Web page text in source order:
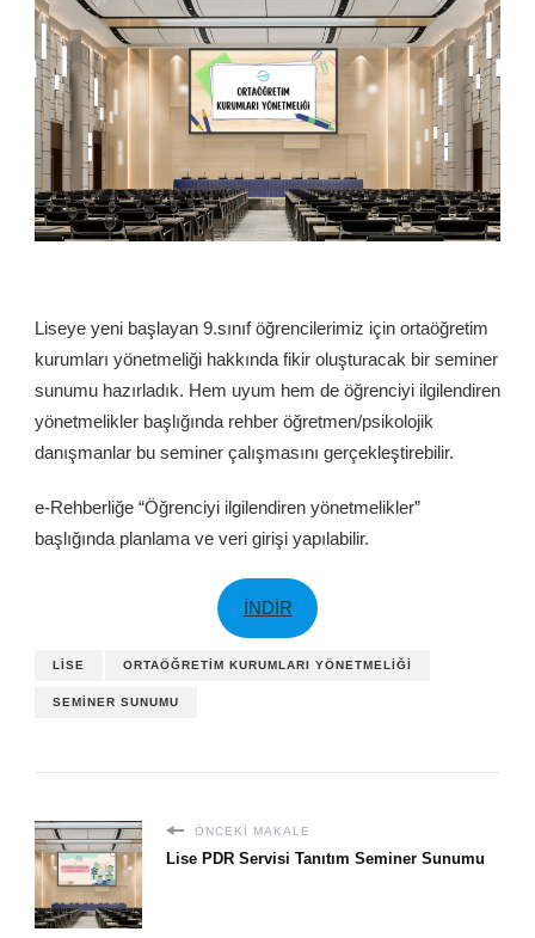
Liseye yeni başlayan 9.sınıf öğrencilerimiz için ortaöğretim
kurumları yönetmeliği hakkında fikir oluşturacak bir seminer
sunumu hazırladık. Hem uyum hem de öğrenciyi ilgilendiren
yönetmelikler başlığında rehber öğretmen/psikolojik
danışmanlar bu seminer çalışmasını gerçekleştirebilir.
e-Rehberliğe “Öğrenciyi ilgilendiren yönetmelikler”
başlığında planlama ve veri girişi yapılabilir.
İNDİR
LISE ORTAÖĞRETIM KURUMLARI YÖNETMELIĞI
SEMINER SUNUMU
ÖNCEKI MAKALE
Lise PDR Servisi Tanıtım Seminer Sunumu